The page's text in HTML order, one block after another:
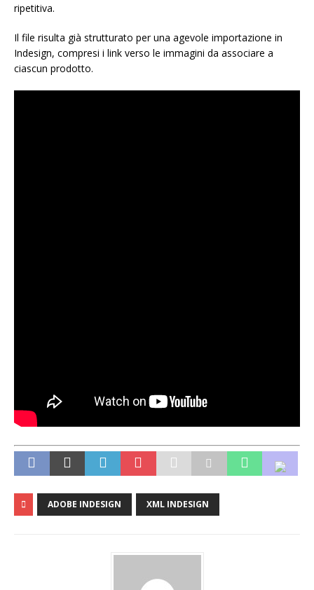
ripetitiva.
Il file risulta già strutturato per una agevole importazione in
Indesign, compresi i link verso le immagini da associare a
ciascun prodotto.
ADOBE INDESIGN XML INDESIGN